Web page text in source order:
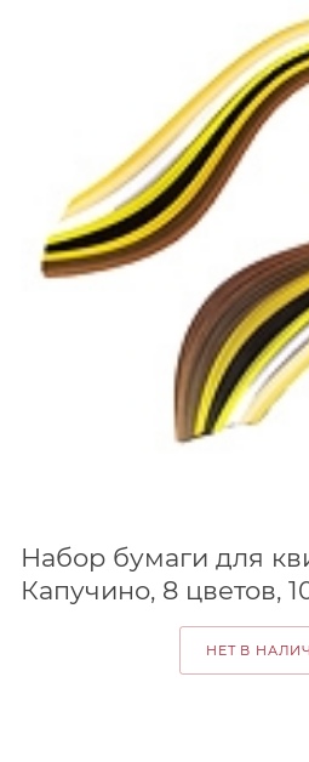
Набор бумаги для
Капучино, 8 цветов,
НЕТ В